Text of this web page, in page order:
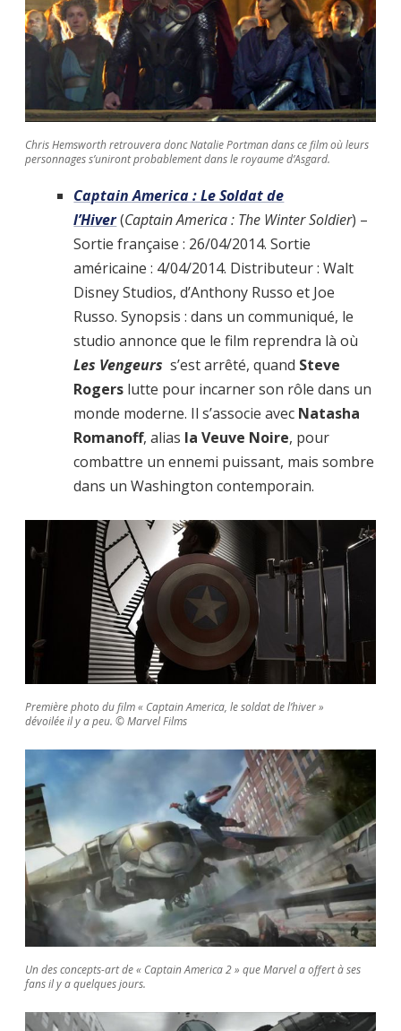
Chris Hemsworth retrouvera donc Natalie Portman dans ce film où leurs
personnages s’uniront probablement dans le royaume d’Asgard.
Captain America : Le Soldat de
l’Hiver(Captain America : The Winter Soldier) –
Sortie française : 26/04/2014. Sortie
américaine : 4/04/2014. Distributeur : Walt
Disney Studios, d’Anthony Russo et Joe
Russo. Synopsis : dans un communiqué, le
studio annonce que le film reprendra là où
Les Vengeurs s’est arrêté, quand Steve
Rogers lutte pour incarner son rôle dans un
monde moderne. Il s’associe avec Natasha
Romanoff, alias la Veuve Noire, pour
combattre un ennemi puissant, mais sombre
dans un Washington contemporain.
Première photo du film « Captain America, le soldat de l’hiver »
dévoilée il y a peu. © Marvel Films
Un des concepts-art de « Captain America 2 » que Marvel a offert à ses
fans il y a quelques jours.